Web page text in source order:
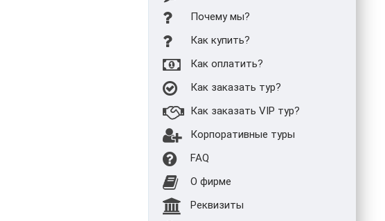
Почему мы?
Как купить?
Как оплатить?
Как заказать тур?
Как заказать VIP тур?
Корпоративные туры
FAQ
О фирме
Реквизиты